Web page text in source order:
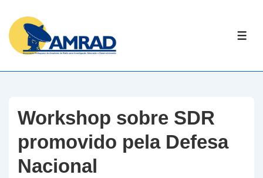
Skip
Content
Workshop sobre SDR
promovido pela Defesa
Nacional